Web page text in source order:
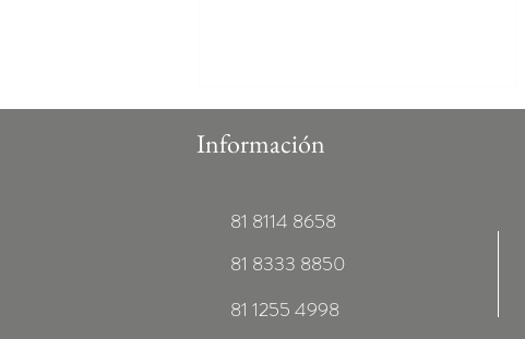
Información
81 8114 8658
81 8333 8850
81 1255 4998